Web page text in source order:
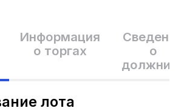
Информация
о торгах
Сведения
о
лота